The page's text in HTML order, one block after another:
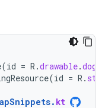
(id = R .drawable.dog
(id = R .
. kt